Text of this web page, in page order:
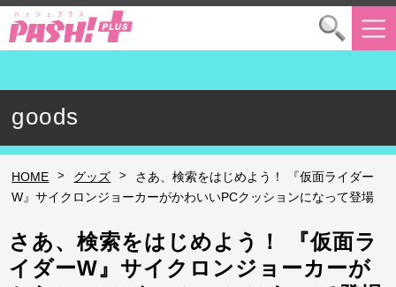
goods
HOME > グッズ >
さあ、検索をはじめよう！ 『仮面ライダー
W』サイクロンジョーカーがかわいいPCクッションになって登場
さあ、検索をはじめよう！ 『仮面ラ
イダーW』サイクロンジョーカーが